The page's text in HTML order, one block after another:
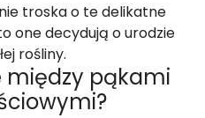
troska o te delikatne
one decydują o urodzie
rośliny.
między pąkami